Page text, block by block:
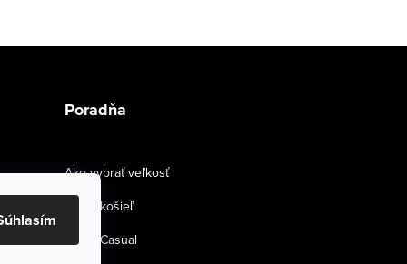
Poradňa
Ako vybrať veľkosť
Strihy košieľ
Smart Casual